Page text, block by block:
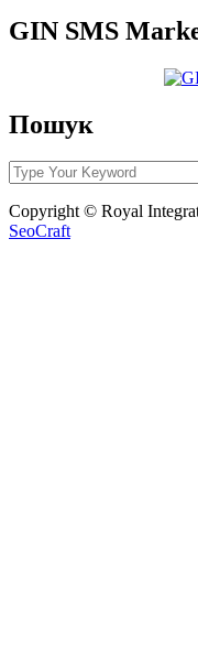
GIN SMS
Пошук
Copyright © Royal
SeoCraft